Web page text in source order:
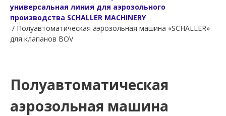
универсальная линия для аэрозольного
производства SCHALLER MACHINERY
/ Полуавтоматическая аэрозольная машина «SCHALLER»
для клапанов BOV
Полуавтоматическая
аэрозольная машина